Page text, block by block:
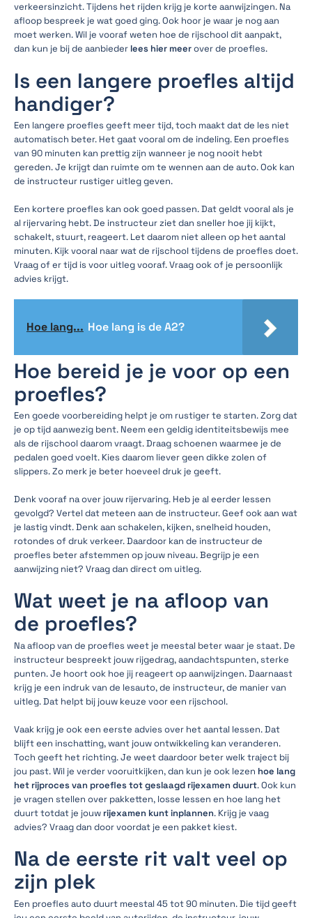
verkeersinzicht. Tijdens het rijden krijg je korte aanwijzingen. Na
afloop bespreek je wat goed ging. Ook hoor je waar je nog aan
moet werken. Wil je vooraf weten hoe de rijschool dit aanpakt,
dan kun je bij de aanbieder lees hier meerover de proefles.
Is een langere proefles altijd
handiger?
Een langere proefles geeft meer tijd, toch maakt dat de les niet
automatisch beter. Het gaat vooral om de indeling. Een proefles
van 90 minuten kan prettig zijn wanneer je nog nooit hebt
gereden. Je krijgt dan ruimte om te wennen aan de auto. Ook kan
de instructeur rustiger uitleg geven.
Een kortere proefles kan ook goed passen. Dat geldt vooral als je
al rijervaring hebt. De instructeur ziet dan sneller hoe jij kijkt,
schakelt, stuurt, reageert. Let daarom niet alleen op het aantal
minuten. Kijk vooral naar wat de rijschool tijdens de proefles doet.
Vraag of er tijd is voor uitleg vooraf. Vraag ook of je persoonlijk
advies krijgt.
Hoe lang... Hoe lang is de A2?
Hoe bereid je je voor op een
proefles?
Een goede voorbereiding helpt je om rustiger te starten. Zorg dat
je op tijd aanwezig bent. Neem een geldig identiteitsbewijs mee
als de rijschool daarom vraagt. Draag schoenen waarmee je de
pedalen goed voelt. Kies daarom liever geen dikke zolen of
slippers. Zo merk je beter hoeveel druk je geeft.
Denk vooraf na over jouw rijervaring. Heb je al eerder lessen
gevolgd? Vertel dat meteen aan de instructeur. Geef ook aan wat
je lastig vindt. Denk aan schakelen, kijken, snelheid houden,
rotondes of druk verkeer. Daardoor kan de instructeur de
proefles beter afstemmen op jouw niveau. Begrijp je een
aanwijzing niet? Vraag dan direct om uitleg.
Wat weet je na afloop van
de proefles?
Na afloop van de proefles weet je meestal beter waar je staat. De
instructeur bespreekt jouw rijgedrag, aandachtspunten, sterke
punten. Je hoort ook hoe jij reageert op aanwijzingen. Daarnaast
krijg je een indruk van de lesauto, de instructeur, de manier van
uitleg. Dat helpt bij jouw keuze voor een rijschool.
Vaak krijg je ook een eerste advies over het aantal lessen. Dat
blijft een inschatting, want jouw ontwikkeling kan veranderen.
Toch geeft het richting. Je weet daardoor beter welk traject bij
jou past. Wil je verder vooruitkijken, dan kun je ook lezen hoe lang
het rijproces van proefles tot geslaagd rijexamen duurt. Ook kun
je vragen stellen over pakketten, losse lessen en hoe lang het
duurt totdat je jouw rijexamen kunt inplannen. Krijg je vaag
advies? Vraag dan door voordat je een pakket kiest.
Na de eerste rit valt veel op
zijn plek
Een proefles auto duurt meestal 45 tot 90 minuten. Die tijd geeft